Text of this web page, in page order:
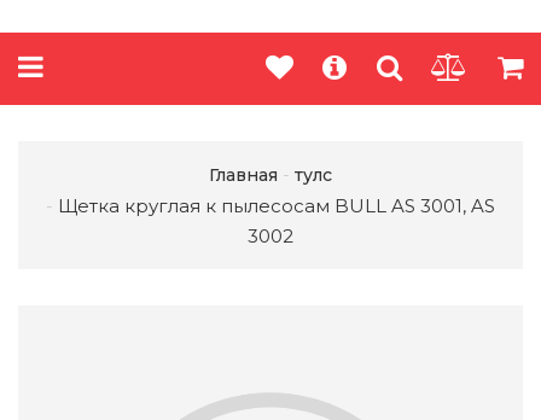
Главная тулс
Щетка круглая к пылесосам BULL AS 3001, AS
3002